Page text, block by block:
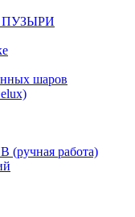
ПУЗЫРИ
шаров
работа)